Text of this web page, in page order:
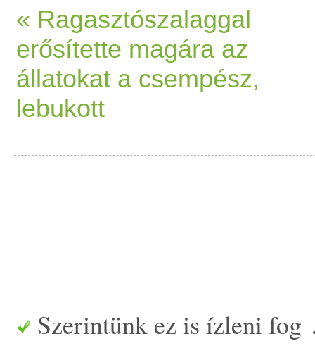
összértéket az Allied
jelentése alapján. A
összetett… The post A nők
« Ragasztószalaggal
erősítette magára az
állatokat a csempész,
lebukott
Szerintünk ez is ízleni